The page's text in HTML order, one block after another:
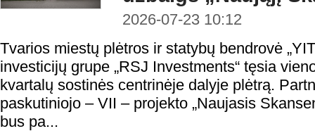
2026-07-23 10:12
Tvarios miestų plėtros ir statybų bendrovė
investicijų grupe „RSJ Investments“ tęsia
kvartalų sostinės centrinėje dalyje plėtrą.
paskutiniojo – VII – projekto „Naujasis
bus pa...